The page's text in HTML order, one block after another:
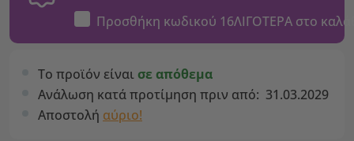
Προσθήκη κωδικού 16ΛΙΓΟΤΕΡΑ στο
Το προϊόν είναι σε απόθεμα
Ανάλωση κατά προτίμηση πριν από: 31.03.2029
Αποστολή αύριο!